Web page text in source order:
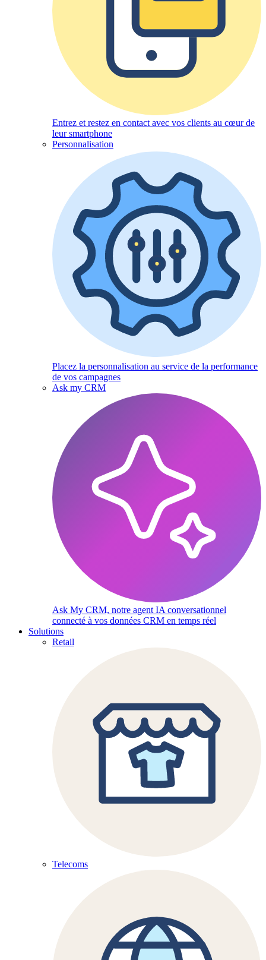
Entrez et restez en contact avec vos clients au cœur de
leur smartphone
Personnalisation
Placez la personnalisation au service de la performance
de vos campagnes
Ask my CRM
Ask My CRM, notre agent IA conversationnel
connecté à vos données CRM en temps réel
Solutions
Retail
Telecoms